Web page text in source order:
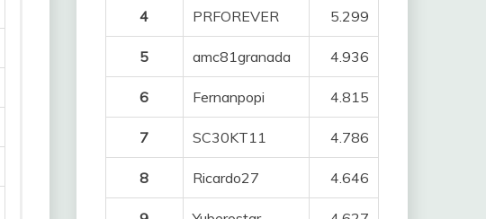
4 PRFOREVER 5.299
5 amc81granada 4.936
6 Fernanpopi 4.815
7 SC30KT11 4.786
8 Ricardo27 4.646